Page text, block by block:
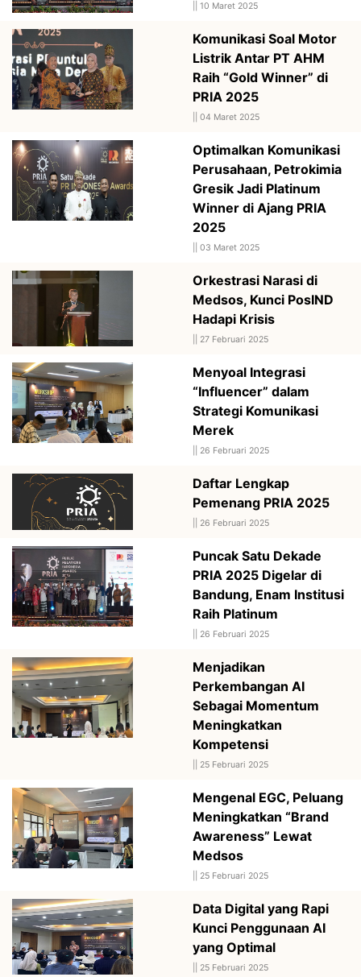
10 Maret 2025
Komunikasi Soal Motor
Listrik Antar PT AHM
Raih “Gold Winner” di
PRIA 2025
04 Maret 2025
Optimalkan Komunikasi
Perusahaan, Petrokimia
Gresik Jadi Platinum
Winner di Ajang PRIA
2025
03 Maret 2025
Orkestrasi Narasi di
Medsos, Kunci PosIND
Hadapi Krisis
27 Februari 2025
Menyoal Integrasi
“Influencer” dalam
Strategi Komunikasi
Merek
26 Februari 2025
Daftar Lengkap
Pemenang PRIA 2025
26 Februari 2025
Puncak Satu Dekade
PRIA 2025 Digelar di
Bandung, Enam Institusi
Raih Platinum
26 Februari 2025
Menjadikan
Perkembangan AI
Sebagai Momentum
Meningkatkan
Kompetensi
25 Februari 2025
Mengenal EGC, Peluang
Meningkatkan “Brand
Awareness” Lewat
Medsos
25 Februari 2025
Data Digital yang Rapi
Kunci Penggunaan AI
yang Optimal
25 Februari 2025